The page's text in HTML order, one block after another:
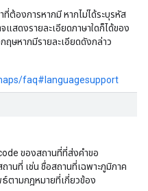
ที่ต้องการหากมี หากไม่ได้ระบุรหัส
แสดงรายละเอียดภาษาใดก็ได้ของ
ฤษหากมีรายละเอียดดังกล่าว
faq#languagesupport
ของสถานที่ที่ส่งคำขอ
านที่ เช่น ชื่อสถานที่เฉพาะภูมิภาค
ตามกฎหมายที่เกี่ยวข้อง